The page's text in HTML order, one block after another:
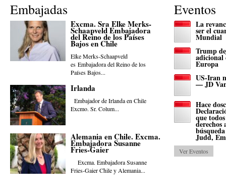
Embajadas
Excma. Sra Elke Merks-
Schaapveld Embajadora
del Reino de los Países
Bajos en Chile
Elke Merks-Schaapveld
es Embajadora del Reino de los
Países Bajos...
Irlanda
Embajador de Irlanda en Chile
Excmo. Sr. Colum...
Alemania en Chile. Excma.
Embajadora Susanne
Fries-Gaier
Excma. Embajadora Susanne
Fries-Gaier Chile y Alemania...
Eventos
La
ser el
Mundial
Trump
adicional
Europa
US-Iran
— JD
Hace
que
Judd,
Ver Eventos